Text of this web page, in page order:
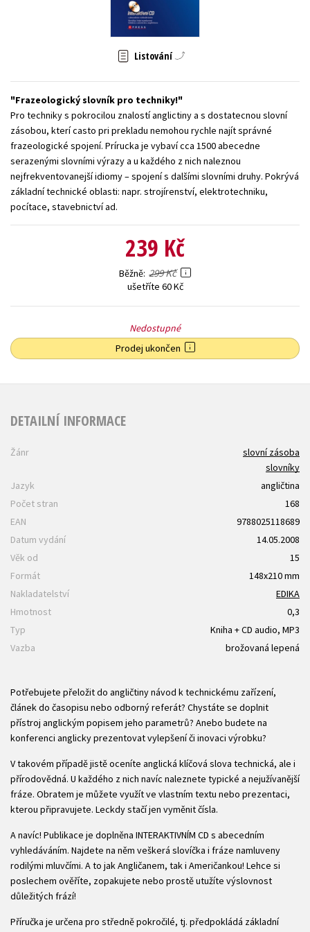
Zahraniční literatura
Všechny tituly
Listování
Frazeologický slovník pro techniky!
Pro techniky s pokrocilou znalostí anglictiny a s dostatecnou slovní
zásobou, kterí casto pri prekladu nemohou rychle najít správné
frazeologické spojení. Prírucka je vybaví cca 1500 abecedne
serazenými slovními výrazy a u každého z nich naleznou
nejfrekventovanejší idiomy – spojení s dalšími slovními druhy. Pokrývá
základní technické oblasti: napr. strojírenství, elektrotechniku,
pocítace, stavebnictví ad.
239 Kč
Běžně 299 Kč
ušetříte 60 Kč
Nedostupné
Prodej ukončen
DETAILNÍ INFORMACE
Žánr
slovní zásoba
slovníky
Jazyk
angličtina
Počet stran
168
EAN
9788025118689
Datum vydání
14.05.2008
Věk od
15
Formát
148x210 mm
Nakladatelství
EDIKA
Hmotnost
0,3
Typ
Kniha + CD audio, MP3
Vazba
brožovaná lepená
Potřebujete přeložit do angličtiny návod k technickému zařízení,
článek do časopisu nebo odborný referát? Chystáte se doplnit
přístroj anglickým popisem jeho parametrů? Anebo budete na
konferenci anglicky prezentovat vylepšení či inovaci výrobku?
V takovém případě jistě oceníte anglická klíčová slova technická, ale i
přírodovědná. U každého z nich navíc naleznete typické a nejužívanější
fráze. Obratem je můžete využít ve vlastním textu nebo prezentaci,
kterou připravujete. Leckdy stačí jen vyměnit čísla.
A navíc! Publikace je doplněna INTERAKTIVNÍM CD s abecedním
vyhledáváním. Najdete na něm veškerá slovíčka i fráze namluveny
rodilými mluvčími. A to jak Angličanem, tak i Američankou! Lehce si
poslechem ověříte, zopakujete nebo prostě utužíte výslovnost
důležitých frází!
Příručka je určena pro středně pokročilé, tj. předpokládá základní